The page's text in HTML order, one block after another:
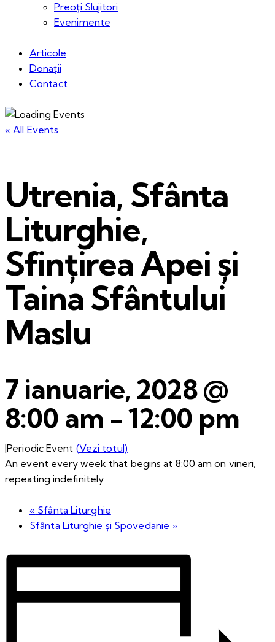
Preoți Slujitori
Evenimente
Articole
Donații
Contact
« All Events
Utrenia, Sfânta
Liturghie,
Sfințirea Apei și
Taina Sfântului
Maslu
7 ianuarie, 2028 @
8:00 am -12:00 pm
|Periodic Event (Vezi totul)
An event every week that begins at 8:00 am on vineri,
repeating indefinitely
« Sfânta Liturghie
Sfânta Liturghie și Spovedanie »